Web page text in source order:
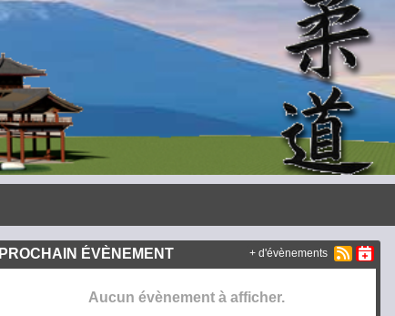
PROCHAIN ÉVÈNEMENT
Aucun évènement à afficher.
+ d'évènements